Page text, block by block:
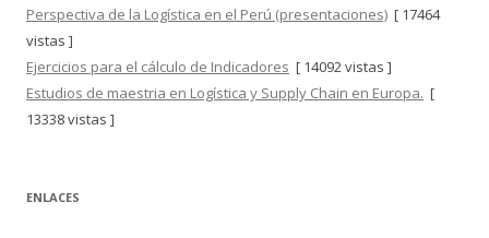
Perspectiva de la Logística en el Perú (presentaciones) [ 17464
vistas ]
Ejercicios para el cálculo de Indicadores [ 14092 vistas ]
Estudios de maestria en Logística y Supply Chain en Europa. [
13338 vistas ]
ENLACES